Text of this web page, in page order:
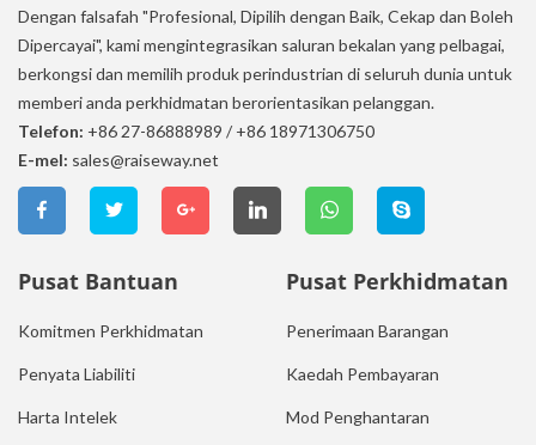
Dengan falsafah "Profesional, Dipilih dengan Baik, Cekap dan Boleh
Dipercayai", kami mengintegrasikan saluran bekalan yang pelbagai,
berkongsi dan memilih produk perindustrian di seluruh dunia untuk
memberi anda perkhidmatan berorientasikan pelanggan.
Telefon: +86 27-86888989 / +86 18971306750
E-mel: sales@raiseway.net
Pusat Bantuan
Komitmen Perkhidmatan
Penyata Liabiliti
Harta Intelek
Pusat Perkhidmatan
Penerimaan Barangan
Kaedah Pembayaran
Mod Penghantaran